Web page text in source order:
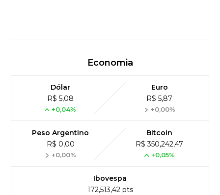
Economia
Dólar
R$ 5,08
+0,04%
Euro
R$ 5,87
+0,00%
Peso Argentino
R$ 0,00
+0,00%
Bitcoin
R$ 350,242,47
+0,05%
Ibovespa
172,513,42 pts